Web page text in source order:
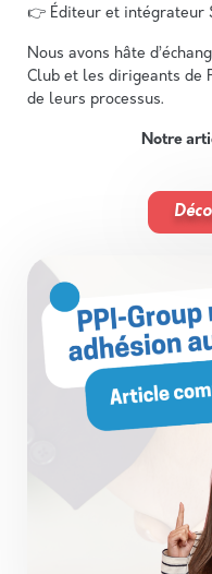
👉 Éditeur et intégrateur
Nous avons hâte
Club et les dirigeants de
de leurs processus.
Notre